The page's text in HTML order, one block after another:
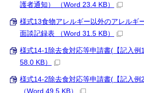
護者通知） （Word 23.4 KB）
様式13食物アレルギー以外のアレルギ
面談記録表 （Word 31.5 KB）
様式14-1除去食対応等申請書(【記入例
58.0 KB）
様式14-2除去食対応等申請書(【記入例
（Word 49.5 KB）